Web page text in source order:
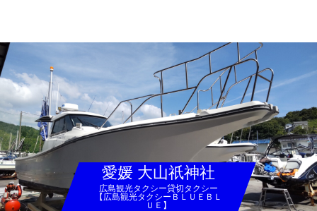
愛媛 大山祇神社
広島観光タクシー貸切タクシー
【広島観光タクシーＢＬＵＥＢＬ
ＵＥ】